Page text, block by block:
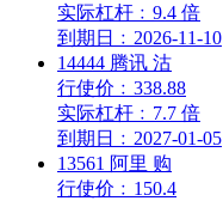
实际杠杆 ﹕ 9.4 倍
到期日 ﹕ 2026-11-10
14444 腾讯 沽
行使价 ﹕ 338.88
实际杠杆 ﹕ 7.7 倍
到期日 ﹕ 2027-01-05
13561 阿里 购
行使价 ﹕ 150.4